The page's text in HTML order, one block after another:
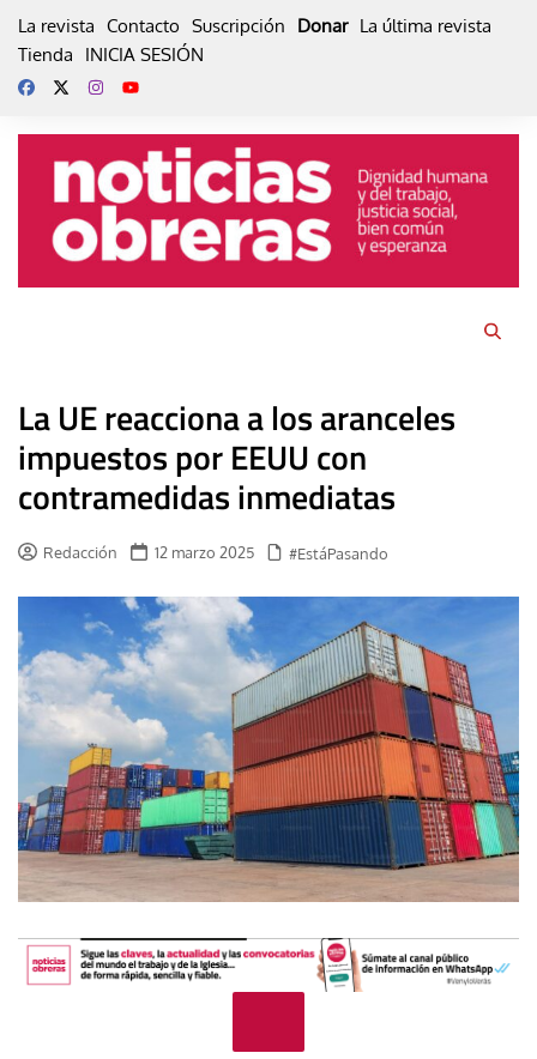
La revista Contacto Suscripción Donar La última revista
Tienda
INICIA SESIÓN
La UE reacciona a los aranceles
impuestos por EEUU con
contramedidas inmediatas
Redacción 12 marzo 2025 #EstáPasando